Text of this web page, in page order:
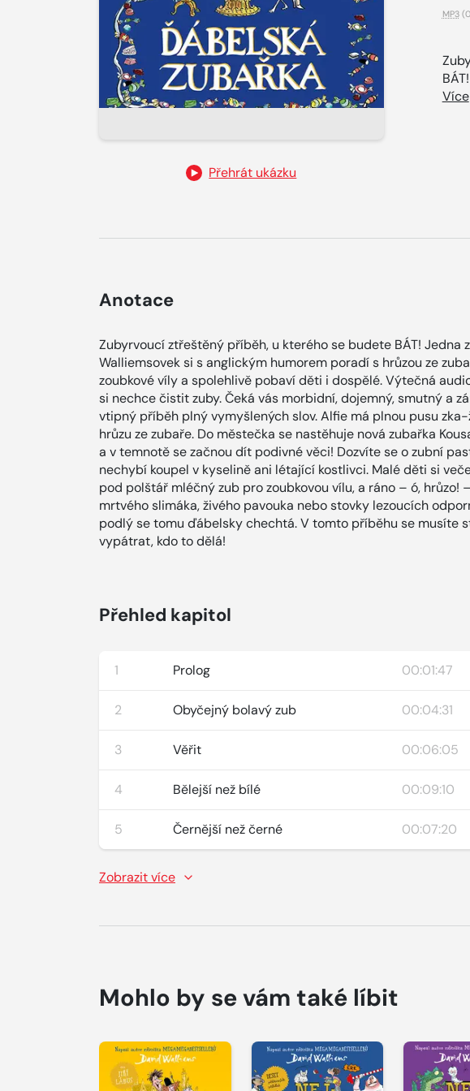
Přehrát ukázku
MP3
Více
Anotace
Zubyrvoucí ztřeštěný příběh, u kterého se budete BÁT! Jedna
Walliemsovek si s anglickým humorem poradí s hrůzou ze
zoubkové víly a spolehlivě pobaví děti i dospělé. Výtečná
si nechce čistit zuby. Čeká vás morbidní, dojemný, smutný a
vtipný příběh plný vymyšlených slov. Alfie má plnou pusu
hrůzu ze zubaře. Do městečka se nastěhuje nová zubařka
a v temnotě se začnou dít podivné věci! Dozvíte se o zubní
nechybí koupel v kyselině ani létající kostlivci. Malé děti si
pod polštář mléčný zub pro zoubkovou vílu, a ráno – ó, hrůzo!
mrtvého slimáka, živého pavouka nebo stovky lezoucích
podlý se tomu ďábelsky chechtá. V tomto příběhu se musíte
vypátrat, kdo to dělá!
Přehled kapitol
1 Prolog 00:01:47
2 Obyčejný bolavý zub 00:04:31
3 Věřit 00:06:05
4 Bělejší než bílé 00:09:10
5 Černější než černé 00:07:20
Zobrazit více
Mohlo by se vám také líbit
Přehrát
ukázku
Přehrát
ukázku
Přehrát
ukázku